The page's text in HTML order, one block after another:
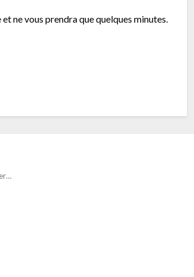
ne vous prendra que quelques minutes.